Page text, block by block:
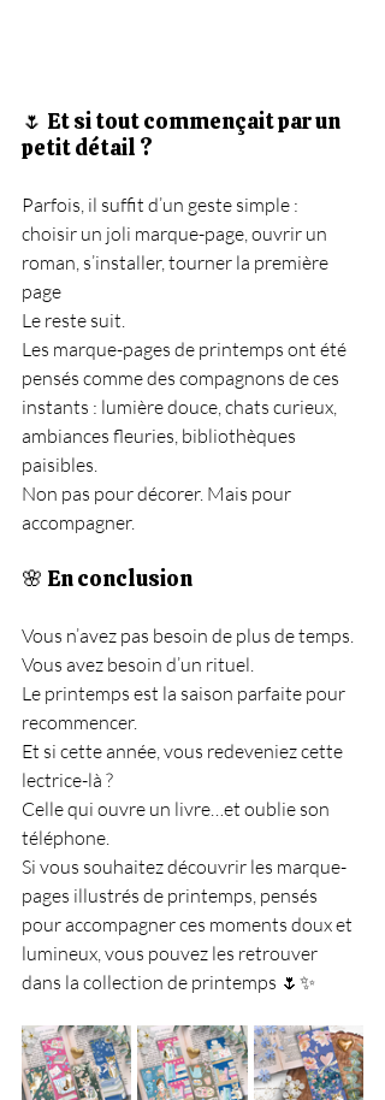
🌷 Et si tout commençait par un
petit détail ?
Parfois, il suffit d’un geste simple :
choisir un joli marque-page, ouvrir un
roman, s’installer, tourner la première
page
Le reste suit.
Les marque-pages de printemps ont été
pensés comme des compagnons de ces
instants : lumière douce, chats curieux,
ambiances fleuries, bibliothèques
paisibles.
Non pas pour décorer. Mais pour
accompagner.
🌸 En conclusion
Vous n’avez pas besoin de plus de temps.
Vous avez besoin d’un rituel.
Le printemps est la saison parfaite pour
recommencer.
Et si cette année, vous redeveniez cette
lectrice-là ?
Celle qui ouvre un livre…et oublie son
téléphone.
Si vous souhaitez découvrir les marque-
pages illustrés de printemps, pensés
pour accompagner ces moments doux et
lumineux, vous pouvez les retrouver
dans la collection de printemps 🌷✨